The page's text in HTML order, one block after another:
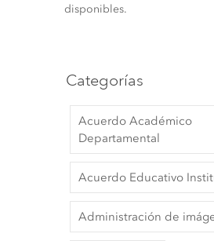
disponibles.
Categorías
Acuerdo Académico
Departamental
Acuerdo Educativo
Administración de